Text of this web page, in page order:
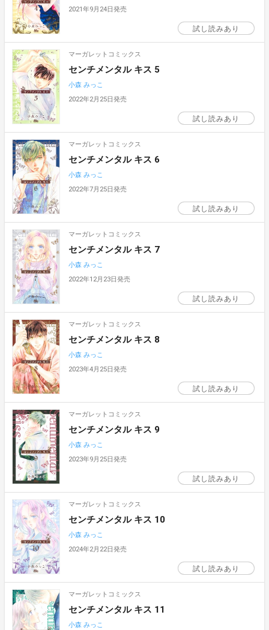
2021年9月24日発売
試し読みあり
マーガレットコミックス
センチメンタル キス 5
小森 みっこ
2022年2月25日発売
試し読みあり
マーガレットコミックス
センチメンタル キス 6
小森 みっこ
2022年7月25日発売
試し読みあり
マーガレットコミックス
センチメンタル キス 7
小森 みっこ
2022年12月23日発売
試し読みあり
マーガレットコミックス
センチメンタル キス 8
小森 みっこ
2023年4月25日発売
試し読みあり
マーガレットコミックス
センチメンタル キス 9
小森 みっこ
2023年9月25日発売
試し読みあり
マーガレットコミックス
センチメンタル キス 10
小森 みっこ
2024年2月22日発売
試し読みあり
マーガレットコミックス
センチメンタル キス 11
小森 みっこ